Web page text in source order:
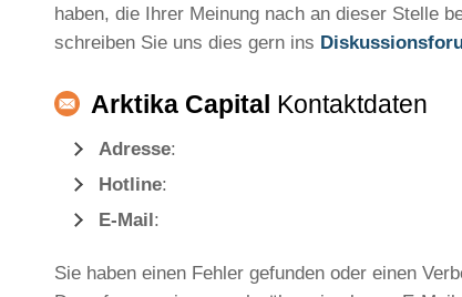
haben, die Ihrer Meinung nach an dieser Stelle
schreiben Sie uns dies gern ins
Arktika Capital Kontaktdaten
Adresse:
Hotline:
E-Mail:
Sie haben einen Fehler gefunden oder einen